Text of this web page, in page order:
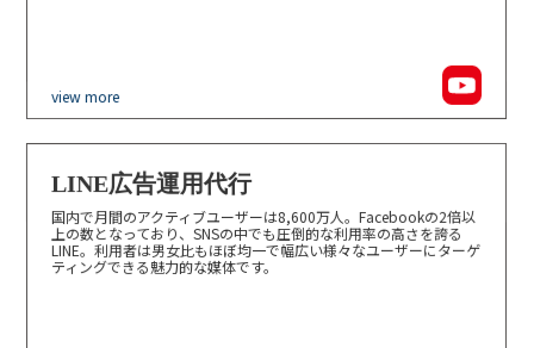
view more
LINE広告運用代行
国内で月間のアクティブユーザーは8,600万人。Facebookの2倍以
上の数となっており、SNSの中でも圧倒的な利用率の高さを誇る
LINE。利用者は男女比もほぼ均一で幅広い様々なユーザーにターゲ
ティングできる魅力的な媒体です。